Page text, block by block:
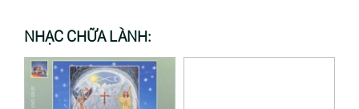
Tính
165.Chánh - Là Khi Thế Giới Xích Lại Gần
Nhau
110.Đại Đồng
111.Cái Giá Của Sự Tỉnh Thức
112.
Luật Của Một
NHẠC CHỮA LÀNH: